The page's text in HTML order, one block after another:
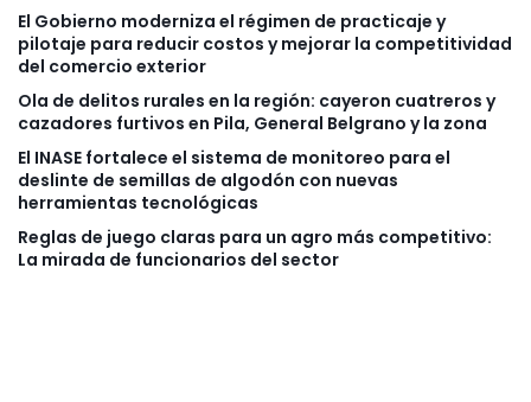
El Gobierno moderniza el régimen de practicaje y
pilotaje para reducir costos y mejorar la competitividad
del comercio exterior
Ola de delitos rurales en la región: cayeron cuatreros y
cazadores furtivos en Pila, General Belgrano y la zona
El INASE fortalece el sistema de monitoreo para el
deslinte de semillas de algodón con nuevas
herramientas tecnológicas
Reglas de juego claras para un agro más competitivo:
La mirada de funcionarios del sector